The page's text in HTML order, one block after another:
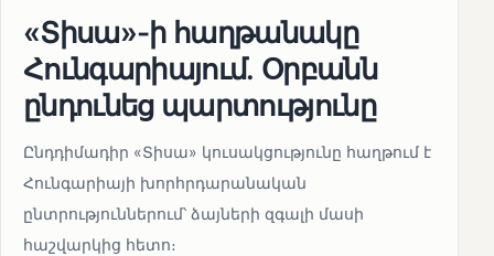
«Տիսա»-ի հաղթանակը
Հունգարիայում․ Օրբանն
ընդունեց պարտությունը
Ընդդիմադիր «Տիսա» կուսակցությունը հաղթում է
Հունգարիայի խորհրդարանական
ընտրություններում՝ ձայների զգալի մասի
հաշվարկից հետո։